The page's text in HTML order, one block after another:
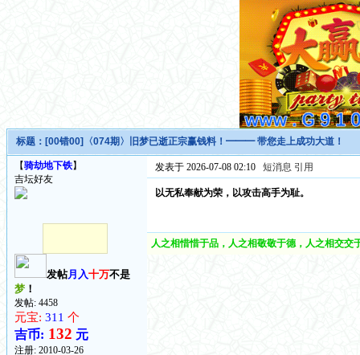
标题： [00错00]〈074期〉旧梦已逝正宗赢钱料！━━━ 带您走上成功大道！
【骑劫地下铁】
吉坛好友
发帖月入十万不是
梦！
发帖: 4458
元宝: 311 个
吉币: 132 元
注册: 2010-03-26
发表于 2026-07-08 02:10 短消息 引用
以无私奉献为荣，以攻击高手为耻。
人之相惜惜于品，人之相敬敬于德，人之相交